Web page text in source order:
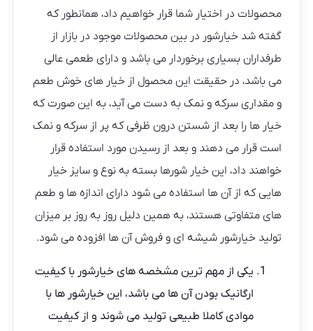
محصولات در اختیار شما قرار خواهیم داد، همانطور که
گفته شد خیارشور در بین محصولات موجود در بازار از
طرفداران بسیاری برخوردار می باشد و دارای طعمی عالی
می باشد، در حقیقت این محصول از خیار های خوش طعم
و مقداری سرکه و نمک به دست می آید، به این صورت که
خیار ها را بعد از شستن درون ظرفی که پر از سرکه و نمک
است قرار می دهند و بعد از رسیدن مورد استفاده قرار
خواهند داد، این خیار شورها بسته به نوع و سایز خیار
هایی که از آن ها استفاده می شود دارای اندازه ها و طعم
های متفاوتی هستند، به همین دلیل روز به روز بر میزان
تولید خیارشور شیشه ای و فروش آن ها افزوده می شود.
یکی از مهم ترین مشخصه های خیارشور با کیفیت
ارگانیک بودن آن ها می باشد، این خیارشور ها با
موادی کاملا طبیعی تولید می‌ شوند و از کیفیت